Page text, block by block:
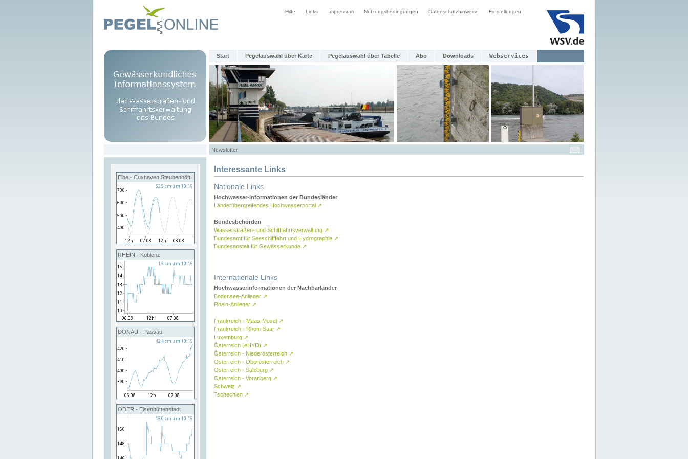
Hilfe Links Impressum Nutzungsbedingungen Datenschutzhinweise Einstellungen
Start Pegelauswahl über Karte Pegelauswahl über Tabelle Abo Downloads Webservices
Newsletter
Elbe - Cuxhaven Steubenhöft
RHEIN - Koblenz
DONAU - Passau
ODER - Eisenhüttenstadt
Interessante Links
Nationale Links
Hochwasser-Informationen der Bundesländer
Länderübergreifendes Hochwasserportal ↗
Bundesbehörden
Wasserstraßen- und Schifffahrtsverwaltung ↗
Bundesamt für Seeschifffahrt und Hydrographie ↗
Bundesanstalt für Gewässerkunde ↗
Internationale Links
Hochwasserinformationen der Nachbarländer
Bodensee-Anlieger ↗
Rhein-Anlieger ↗
Frankreich - Maas-Mosel ↗
Frankreich - Rhein-Saar ↗
Luxemburg ↗
Österreich (eHYD) ↗
Österreich - Niederösterreich ↗
Österreich - Oberösterreich ↗
Österreich - Salzburg ↗
Österreich - Vorarlberg ↗
Schweiz ↗
Tschechien ↗